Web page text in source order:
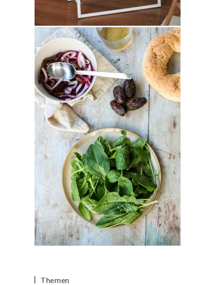
Themen